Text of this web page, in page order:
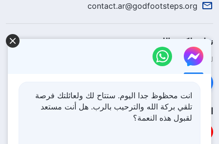
contact.ar@godfootsteps.org
نزل ملكوت الله.
لقد نزلت المملكة بالفعل إلى الأرض! هل تريد دخوله؟
اتبعنا
انت محظوظ جدا اليوم. ستتاح لك ولعائلتك فرصة
تلقي بركة الله والترحيب بالرب. هل أنت مستعد
لقبول هذه النعمة؟